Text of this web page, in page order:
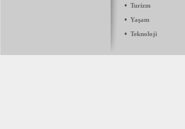
• Turizm
• Yaşam
• Teknoloji